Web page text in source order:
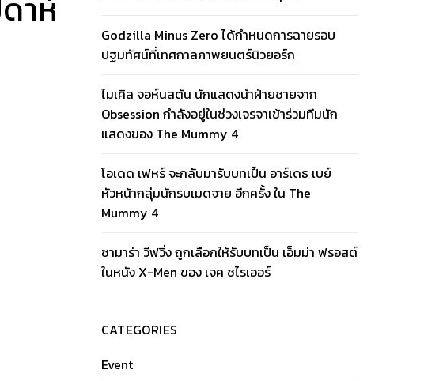
Godzilla Minus Zero ได้กำหนดการฉายรอบ
ปฐมทัศน์ที่เทศกาลภาพยนตร์นิวยอร์ก
ไมเคิล จอห์นสตัน นักแสดงนำฝ่ายชายจาก
Obsession กำลังอยู่ในช่วงเจรจาเข้าร่วมทีมนัก
แสดงของ The Mummy 4
โอเดด เฟหร์ จะกลับมารับบทเป็น อาร์เดธ เบย์
หัวหน้ากลุ่มนักรบเมดจาย อีกครั้ง ใน The
Mummy 4
ซามาร่า วีฟวิ่ง ถูกเลือกให้รับบทเป็น เอ็มม่า ฟรอสต์
ในหนัง X-Men ของ เจค ชไรเออร์
CATEGORIES
Event